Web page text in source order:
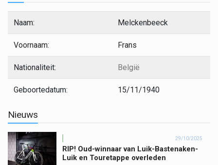
Naam: Melckenbeeck
Voornaam: Frans
Nationaliteit: België
Geboortedatum: 15/11/1940
Nieuws
29/10/2025
RIP! Oud-winnaar van Luik-Bastenaken-
Luik en Touretappe overleden